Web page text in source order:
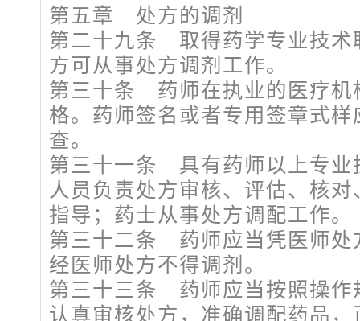
第五章 处方的调剂
第二十九条 取得药学专业技术
方可从事处方调剂工作。
第三十条 药师在执业的医疗机
格。药师签名或者专用签章式
查。
第三十一条 具有药师以上专业
人员负责处方审核、评估、核
指导；药士从事处方调配工作。
第三十二条 药师应当凭医师处
经医师处方不得调剂。
第三十三条 药师应当按照操作
认真审核处方，准确调配药品